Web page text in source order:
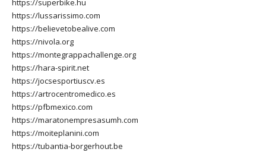
https://lussarissimo.com
https://believetobealive.com
https://nivola.org
https://montegrappachallenge.org
https://hara-spirit.net
https://jocsesportiuscv.es
https://artrocentromedico.es
https://pfbmexico.com
https://maratonempresasumh.com
https://moiteplanini.com
https://tubantia-borgerhout.be